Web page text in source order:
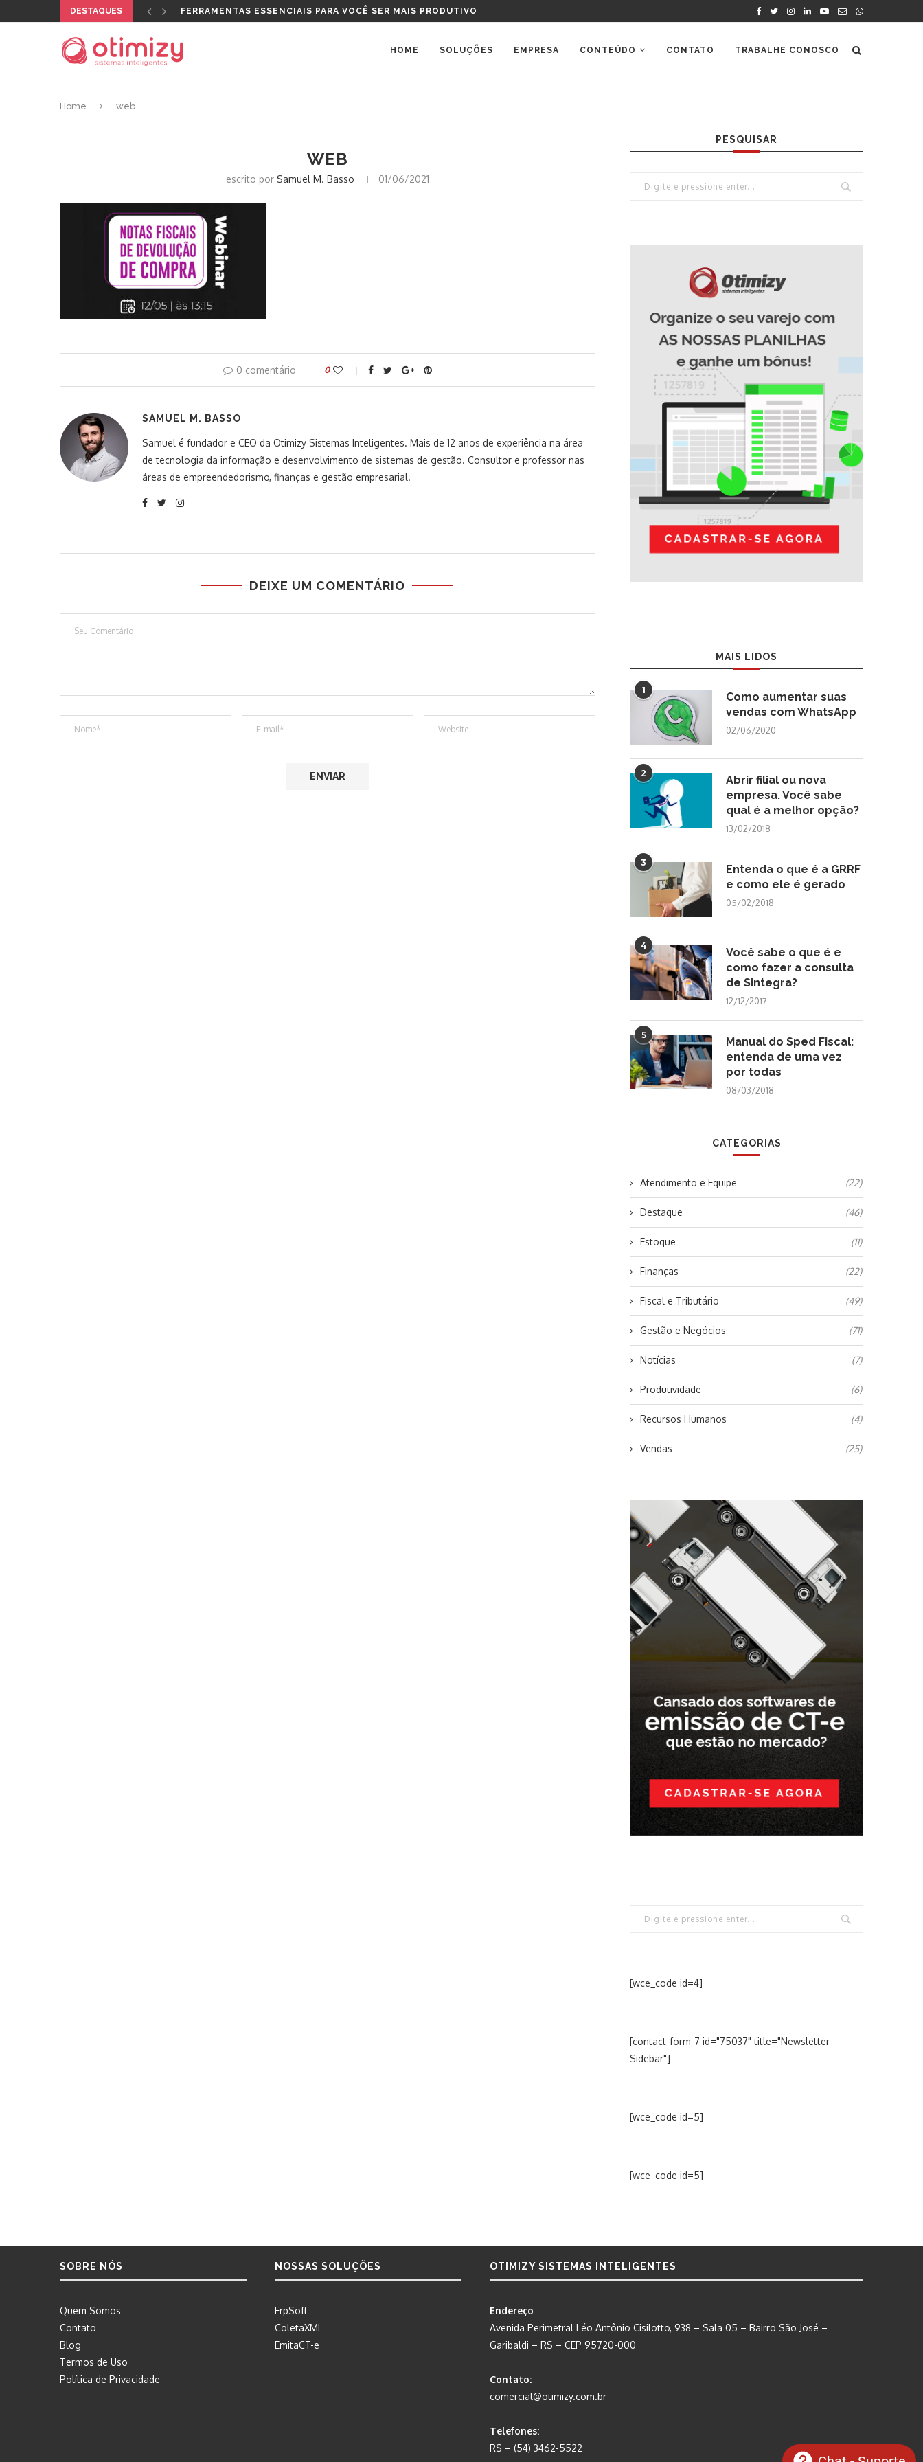
DESTAQUES FERRAMENTAS ESSENCIAIS PARA VOCÊ SER MAIS PRODUTIVO
HOME SOLUÇÕES EMPRESA CONTEÚDO CONTATO TRABALHE CONOSCO
Home web
WEB
escrito por Samuel M. Basso 01/06/2021
0 comentário 0
SAMUEL M. BASSO
Samuel é fundador e CEO da Otimizy Sistemas Inteligentes. Mais de 12 anos de experiência na área
de tecnologia da informação e desenvolvimento de sistemas de gestão. Consultor e professor nas
áreas de empreendedorismo, finanças e gestão empresarial.
DEIXE UM COMENTÁRIO
PESQUISAR
MAIS LIDOS
1
Como aumentar suas
vendas com WhatsApp
02/06/2020
2
Abrir filial ou nova
empresa. Você sabe
qual é a melhor opção?
13/02/2018
3
Entenda o que é a GRRF
e como ele é gerado
05/02/2018
4
Você sabe o que é e
como fazer a consulta
de Sintegra?
12/12/2017
5
Manual do Sped Fiscal:
entenda de uma vez
por todas
08/03/2018
CATEGORIAS
Atendimento e Equipe (22)
Destaque (46)
Estoque (11)
Finanças (22)
Fiscal e Tributário (49)
Gestão e Negócios (71)
Notícias (7)
Produtividade (6)
Recursos Humanos (4)
Vendas (25)
[wce_code id=4]
[contact-form-7 id="75037" title="Newsletter
Sidebar"]
[wce_code id=5]
[wce_code id=5]
SOBRE NÓS
Quem Somos
Contato
Blog
Termos de Uso
Política de Privacidade
NOSSAS SOLUÇÕES
ErpSoft
ColetaXML
EmitaCT-e
OTIMIZY SISTEMAS INTELIGENTES
Endereço
Avenida Perimetral Léo Antônio Cisilotto, 938 – Sala 05 – Bairro São José –
Garibaldi – RS – CEP 95720-000
Contato:
comercial@otimizy.com.br
Telefones:
RS – (54) 3462-5522